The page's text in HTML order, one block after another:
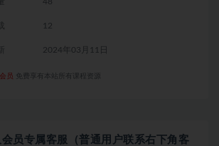
12
2024年03月11日
员 免费享有本站所有课程资源
会员专属客服（普通用户联系右下角客